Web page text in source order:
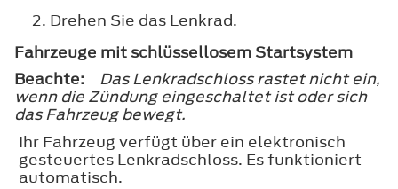
Drehen Sie das Lenkrad.
Fahrzeuge mit schlüssellosem Startsystem
Beachte:
Das Lenkradschloss rastet nicht ein,
wenn die Zündung eingeschaltet ist oder sich
das Fahrzeug bewegt.
Ihr Fahrzeug verfügt über ein elektronisch
gesteuertes Lenkradschloss. Es funktioniert
automatisch.